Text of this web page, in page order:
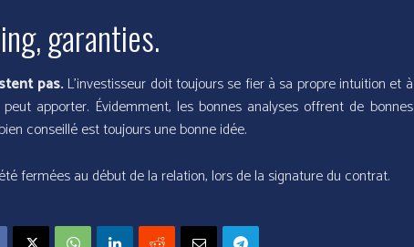
garanties.
pas.L’investisseur doit toujours se fier à sa propre intuition et à
apporter. Évidemment, les bonnes analyses offrent de bonnes
conseillé est toujours une bonne idée.
fermées au début de la relation, lors de la signature du contrat.